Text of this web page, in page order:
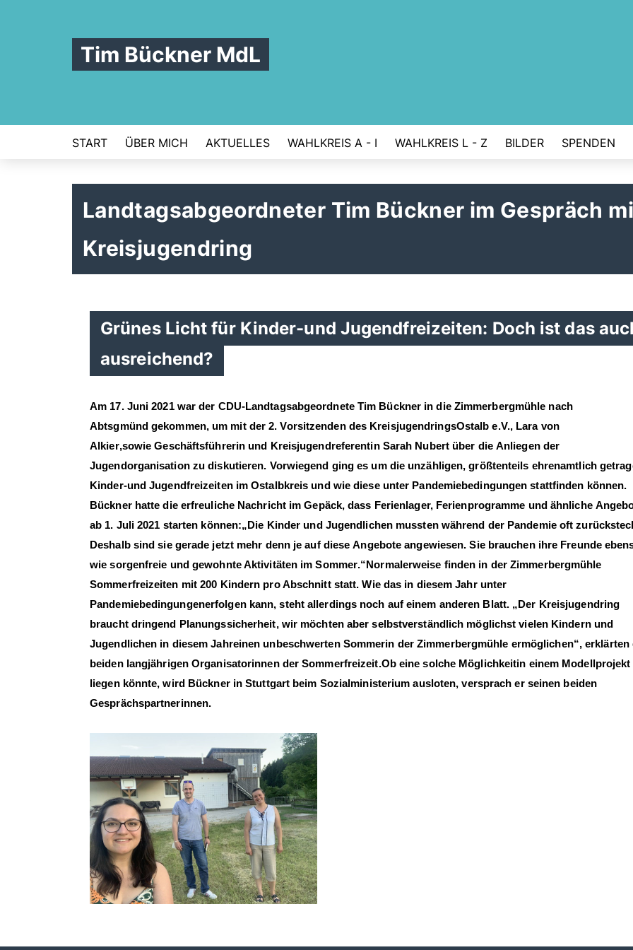
Tim Bückner MdL
START ÜBER MICH AKTUELLES WAHLKREIS A - I WAHLKREIS L - Z BILDER SPENDEN
Landtagsabgeordneter Tim Bückner im Gespräch
Kreisjugendring
Grünes Licht für Kinder-und Jugendfreizeiten: Doch ist das
ausreichend?
Am 17. Juni 2021 war der CDU-Landtagsabgeordnete Tim Bückner in die Zimmerbergmühle nach
Abtsgmündgekommen, um mit der2.Vorsitzenden des KreisjugendringsOstalbe.V., Lara von
Alkier,sowie Geschäftsführerin und Kreisjugendreferentin Sarah Nubertüber die Anliegen der
Jugendorganisation zu diskutieren. Vorwiegend ging es um die unzähligen, größtenteils ehrenamtlich
Kinder-und Jugendfreizeiten imOstalbkreis und wie diese unter Pandemiebedingungenstattfinden können.
Bückner hatte die erfreuliche Nachricht im Gepäck, dass Ferienlager, Ferienprogramme und ähnliche
ab 1. Juli 2021 starten können:Die Kinder und Jugendlichen mussten während der Pandemie oft
Deshalb sindsie gerade jetzt mehr denn jeaufdieseAngeboteangewiesen. Sie brauchen ihre Freunde
wie sorgenfreie und gewohnte Aktivitäten imSommer.“Normalerweise finden in der Zimmerbergmühle
Sommerfreizeiten mit 200 Kindern pro Abschnitt statt.Wie das in diesem Jahr unter
Pandemiebedingungenerfolgen kann, steht allerdings noch aufeinem anderen Blatt. Der Kreisjugendring
braucht dringend Planungssicherheit, wir möchten aberselbstverständlich möglichst vielen Kindern und
Jugendlichen in diesem Jahreinen unbeschwerten Sommerin der Zimmerbergmühle ermöglichen“,erklärten
beiden langjährigen Organisatorinnen der Sommerfreizeit.Ob eine solche Möglichkeitin einem Modellprojekt
liegen könnte, wird Bückner in Stuttgart beim Sozialministeriumausloten, versprach er seinen beiden
Gesprächspartnerinnen.